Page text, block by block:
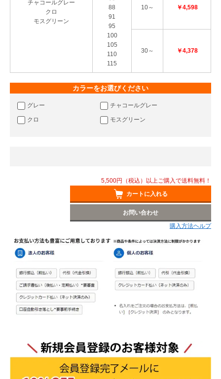
チャコールグレー
クロ
モスグリーン
88
91
95
100
105
110
115
10～ ￥4,598
30～ ￥4,378
カラーをお選びください
グレー チャコールグレー
クロ モスグリーン
5,500円（税込）以上ご購入で送料無料！
カートに入れる
お問い合わせ
購入方法ヘルプ